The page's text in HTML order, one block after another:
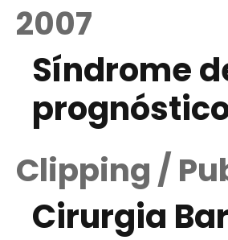
2007
Síndrome
Clipping /
Cirurgia